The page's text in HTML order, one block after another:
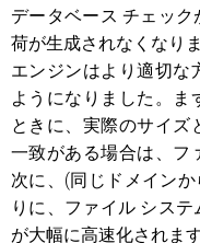
データベース チェッ
荷が生成されなくなりま
エンジンはより適切な
ようになりました。ま
ときに、実際のサイズ
一致がある場合は、フ
次に、(同じドメイン
りに、ファイル シス
が大幅に高速化されます